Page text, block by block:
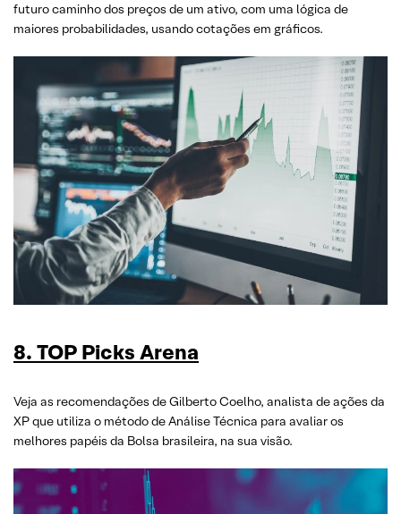
futuro caminho dos preços de um ativo, com uma lógica de
maiores probabilidades, usando cotações em gráficos.
8. TOP Picks Arena
Veja as recomendações de Gilberto Coelho, analista de ações da
XP que utiliza o método de Análise Técnica para avaliar os
melhores papéis da Bolsa brasileira, na sua visão.